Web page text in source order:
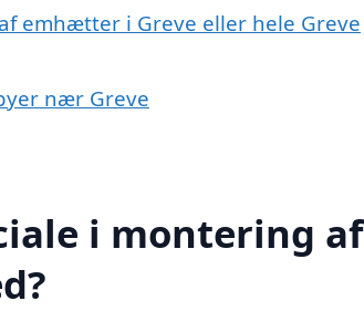
emhætter i Greve eller hele Greve
nær Greve
i montering af